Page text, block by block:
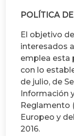
POLÍTICA
El objetivo
interesados
emplea esta
con lo
de julio, de
Información
Reglamento
Europeo y
2016.